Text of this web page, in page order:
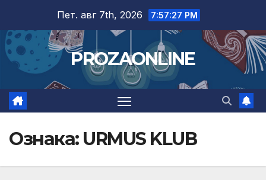
content
Пет. авг 7th, 2026 7:57:28 PM
PROZAONLINE
Ознака: URMUS KLUB